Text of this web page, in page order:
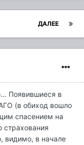
ДАЛЕЕ
Появившиеся в
(в обиход вошло
спасением на
страхования
видимо, в начале